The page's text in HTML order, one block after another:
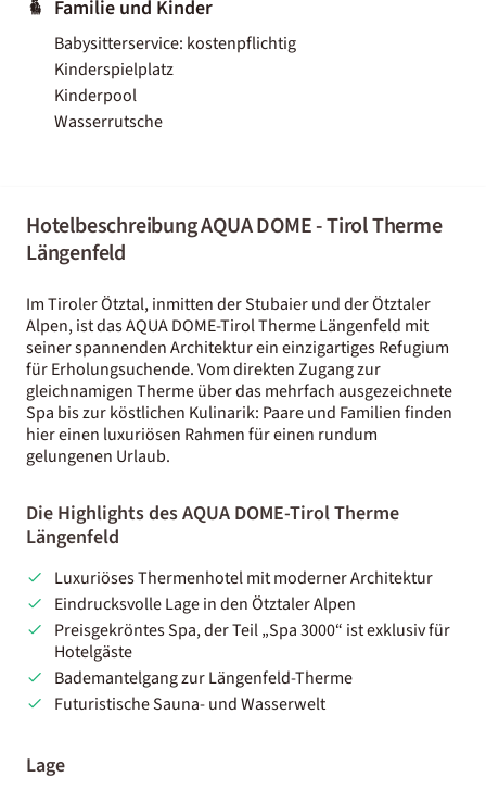
Familie und Kinder
Babysitterservice: kostenpflichtig
Kinderspielplatz
Kinderpool
Wasserrutsche
Hotelbeschreibung AQUA DOME - Tirol Therme
Längenfeld
Im Tiroler Ötztal, inmitten der Stubaier und der Ötztaler
Alpen, ist das AQUA DOME-Tirol Therme Längenfeld mit
seiner spannenden Architektur ein einzigartiges Refugium
für Erholungsuchende. Vom direkten Zugang zur
gleichnamigen Therme über das mehrfach ausgezeichnete
Spa bis zur köstlichen Kulinarik: Paare und Familien finden
hier einen luxuriösen Rahmen für einen rundum
gelungenen Urlaub.
Die Highlights des AQUA DOME-Tirol Therme
Längenfeld
Luxuriöses Thermenhotel mit moderner Architektur
Eindrucksvolle Lage in den Ötztaler Alpen
Preisgekröntes Spa, der Teil „Spa 3000“ ist exklusiv für
Hotelgäste
Bademantelgang zur Längenfeld-Therme
Futuristische Sauna- und Wasserwelt
Lage